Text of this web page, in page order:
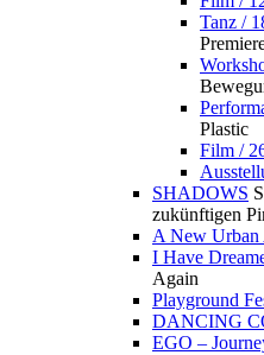
Tanz /
Plastic
Film /
SHADOWS
zukünftigen
A New Urban
I Have
Again
Playground
DANCING
EGO –